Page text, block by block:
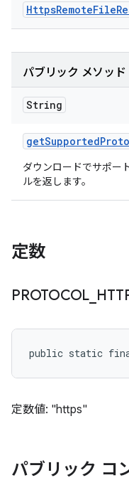
HttpsRemoteFile
パブリック メソッド
String
getSupported
ダウンロードでサポー
ルを返します。
定数
PROTOCOL
public static final
定数値: "https"
パブリック コ